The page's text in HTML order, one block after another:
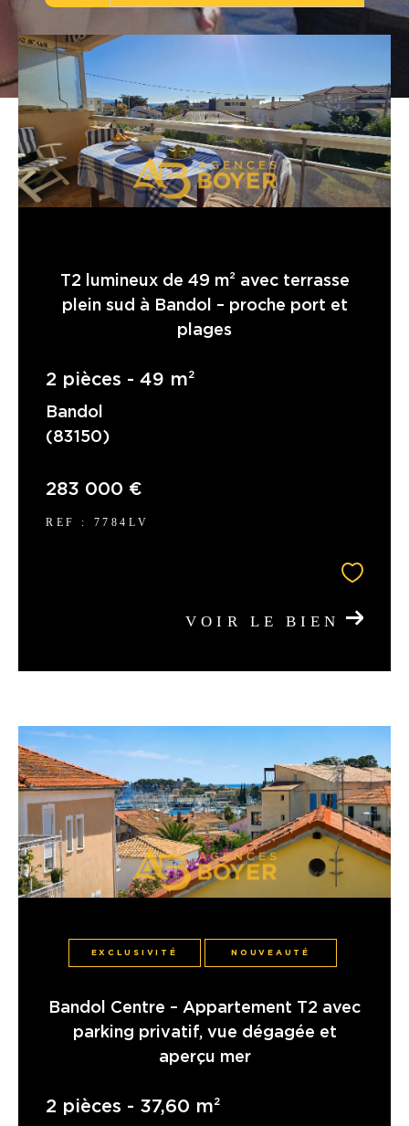
T2 lumineux de 49 m² avec terrasse
plein sud à Bandol – proche port et
plages
2 pièces - 49 m²
Bandol
(83150)
283 000 €
REF : 7784LV
VOIR LE BIEN
EXCLUSIVITÉ NOUVEAUTÉ
Bandol Centre – Appartement T2 avec
parking privatif, vue dégagée et
aperçu mer
2 pièces - 37,60 m²
Budget
Surface
Surface
Pièces
Pièces
Référence
AFFINER LES CRITÈRES
RECHERCHER